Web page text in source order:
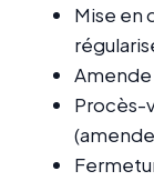
Mise en
Procès-